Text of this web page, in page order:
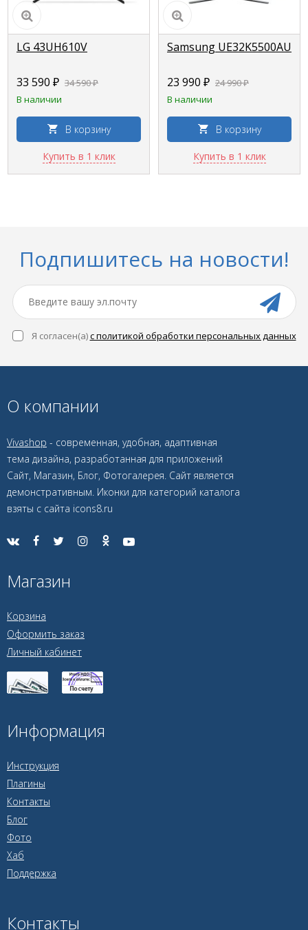
LG 43UH610V
33 590 ₽ 34 590 ₽
В наличии
В корзину
Купить в 1 клик
Samsung UE32K5500AU
23 990 ₽ 24 990 ₽
В наличии
В корзину
Купить в 1 клик
Подпишитесь на новости!
Я согласен(a)с политикой обработки персональных данных
О компании
Vivashop - современная, удобная, адаптивная
тема дизайна, разработанная для приложений
Сайт, Магазин, Блог, Фотогалерея. Сайт является
демонстративным. Иконки для категорий каталога
взяты с сайта icons8.ru
Магазин
Корзина
Оформить заказ
Личный кабинет
Информация
Инструкция
Плагины
Контакты
Блог
Фото
Хаб
Поддержка
Контакты